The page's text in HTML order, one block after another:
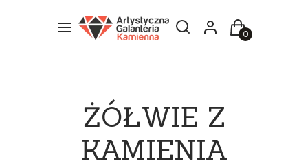
Menu Otwórz wyszukiwarkę
SzukajZaloguj sięKoszyk
ŻÓŁWIE Z
KAMIENIA